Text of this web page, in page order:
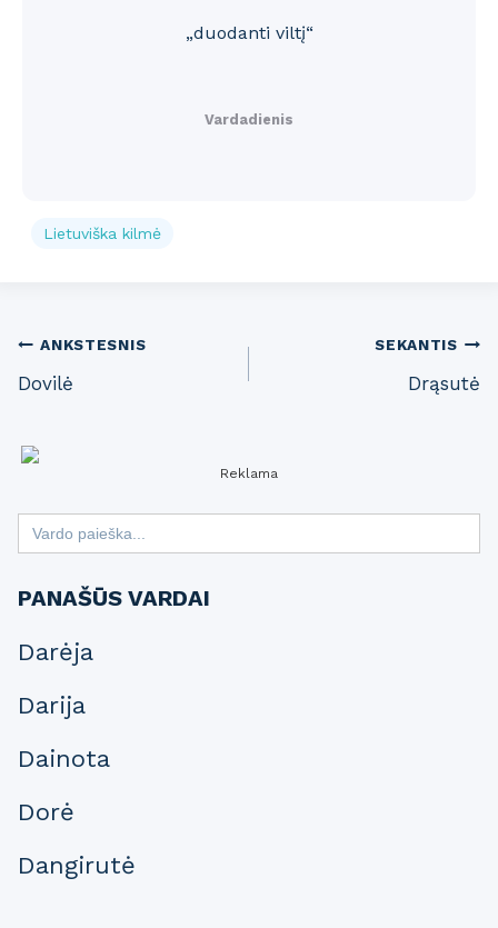
„duodanti viltį“
Vardadienis
Lietuviška kilmė
Post
navigation
ANKSTESNIS
Dovilė
SEKANTIS
Drąsutė
Reklama
Search
for:
PANAŠŪS VARDAI
Darėja
Darija
Dainota
Dorė
Dangirutė